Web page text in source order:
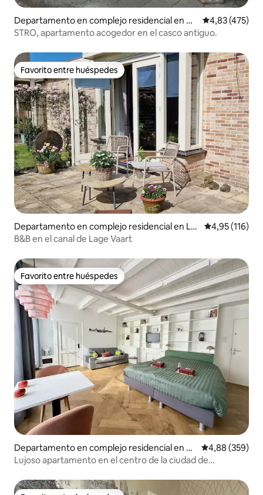
Departamento en complejo residencial en De
venter
Calificación
4,83 (475)
STRO, apartamento acogedor en el casco antiguo.
Favorito entre huéspedes
Favorito entre huéspedes
Departamento en complejo residencial en Lel
ystad
Calificación
4,95 (116)
B&B en el canal de Lage Vaart
Favorito entre huéspedes
Favorito entre huéspedes
Departamento en complejo residencial en A
mersfoort
Calificación
4,88 (359)
Lujoso apartamento en el centro de la ciudad de